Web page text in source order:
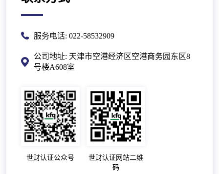
服务电话: 022-58532909
公司地址: 天津市空港经济区空港商务园东区8
号楼A608室
世财认证公众号
世财认证网站二维
码